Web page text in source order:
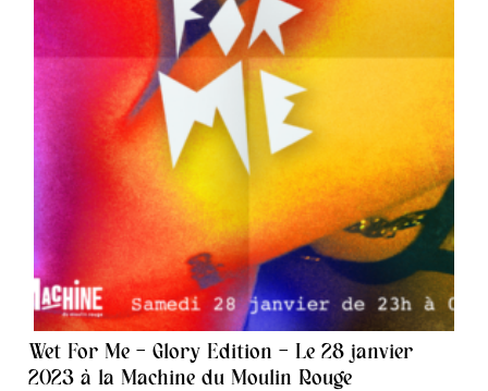
Wet For Me – Glory Edition – Le 28 janvier
2023 à la Machine du Moulin Rouge